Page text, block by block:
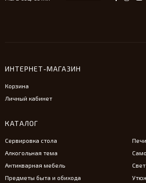
ИНТЕРНЕТ-МАГАЗИН
Корзина
Личный кабинет
КАТАЛОГ
Сервировка стола
Алкогольная тема
Антикварная мебель
Предметы быта и обихода
Свет